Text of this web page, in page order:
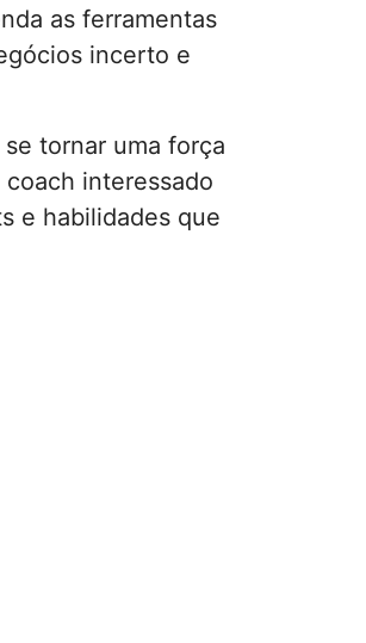
as ferramentas
incerto e
tornar uma força
interessado
e habilidades que